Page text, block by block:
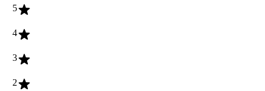
5
4
3
2